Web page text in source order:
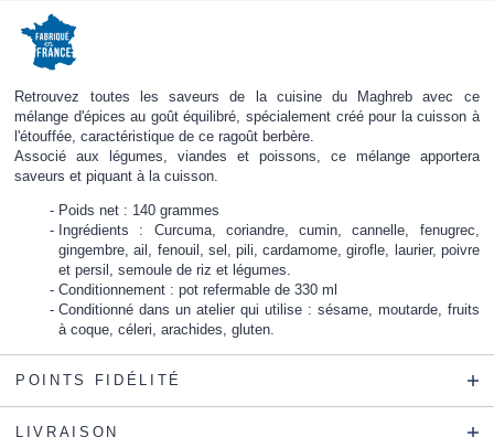
Retrouvez toutes les saveurs de la cuisine du Maghreb avec ce
mélange d'épices au goût équilibré, spécialement créé pour la cuisson à
l'étouffée, caractéristique de ce ragoût berbère.
Associé aux légumes, viandes et poissons, ce mélange apportera
saveurs et piquant à la cuisson.
Poids net : 140 grammes
Ingrédients : Curcuma, coriandre, cumin, cannelle, fenugrec,
gingembre, ail, fenouil, sel, pili, cardamome, girofle, laurier, poivre
et persil, semoule de riz et légumes.
Conditionnement : pot refermable de 330 ml
Conditionné dans un atelier qui utilise : sésame, moutarde, fruits
à coque, céleri, arachides, gluten.
POINTS FIDÉLITÉ
LIVRAISON